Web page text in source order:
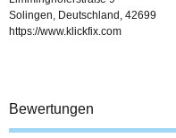
Solingen, Deutschland, 42699
https://www.klickfix.com
Bewertungen